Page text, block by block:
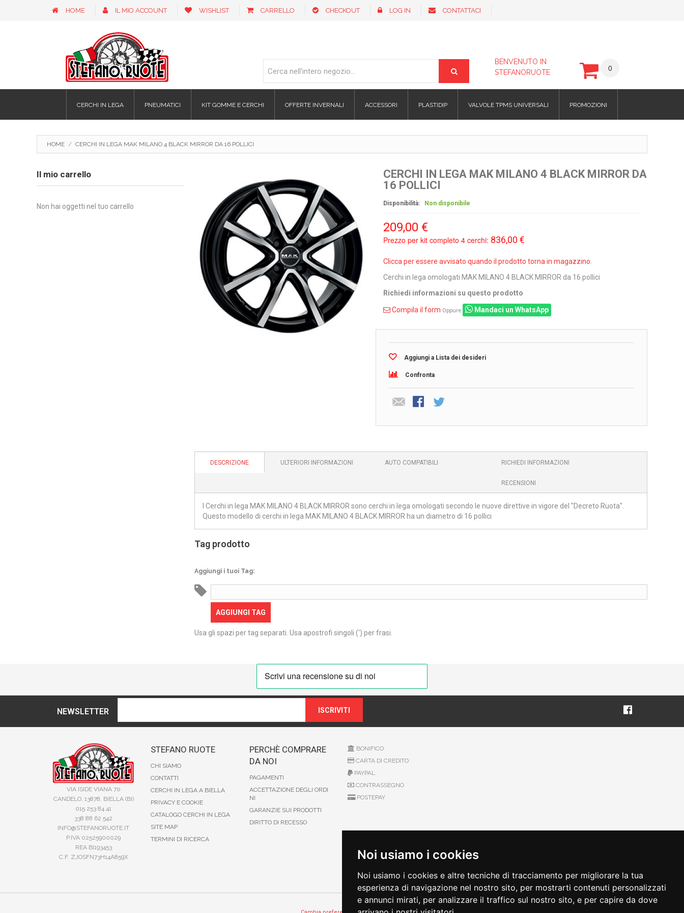
Noi usiamo i cookies
Noi usiamo i cookies e altre tecniche di tracciamento per migliorare la tua
esperienza di navigazione nel nostro sito, per mostrarti contenuti personalizzati
e annunci mirati, per analizzare il traffico sul nostro sito, e per capire da dove
HOME IL MIO ACCOUNT WISHLIST CARRELLO CHECKOUT LOG IN CONTATTACI
BENVENUTO IN
STEFANORUOTE
0
CERCHI IN LEGA PNEUMATICI KIT GOMME E CERCHI OFFERTE INVERNALI ACCESSORI PLASTIDIP VALVOLE TPMS UNIVERSALI PROMOZIONI
HOME / CERCHI IN LEGA MAK MILANO 4 BLACK MIRROR DA 16 POLLICI
CERCHI IN LEGA MAK MILANO 4 BLACK MIRROR DA
16 POLLICI
Disponibilità: Non disponibile
209,00 €
Prezzo per kit completo 4 cerchi: 836,00 €
Clicca per essere avvisato quando il prodotto torna in magazzino.
Cerchi in lega omologati MAK MILANO 4 BLACK MIRROR da 16 pollici
Richiedi informazioni su questo prodotto
Compila il form Oppure Mandaci un WhatsApp
Aggiungi a Lista dei desideri
Confronta
DESCRIZIONE ULTERIORI INFORMAZIONI AUTO COMPATIBILI RICHIEDI INFORMAZIONI
RECENSIONI
I Cerchi in lega MAK MILANO 4 BLACK MIRROR sono cerchi in lega omologati secondo le nuove direttive in vigore del "Decreto Ruota".
Questo modello di cerchi in lega MAK MILANO 4 BLACK MIRROR ha un diametro di 16 pollici
Tag prodotto
Aggiungi i tuoi Tag:
AGGIUNGI TAG
Usa gli spazi per tag separati. Usa apostrofi singoli (') per frasi.
Il mio carrello
Non hai oggetti nel tuo carrello
NEWSLETTER ISCRIVITI
VIA ISIDE VIANA 70
CANDELO, 13878, BIELLA (BI)
015 253 84 41
338 88 62 542
INFO@STEFANORUOTE.IT
P.IVA 02525900029
REA BI193453
C.F. ZJOSFN73H14A859X
STEFANO RUOTE
CHI SIAMO
CONTATTI
CERCHI IN LEGA A BIELLA
PRIVACY E COOKIE
CATALOGO CERCHI IN LEGA
SITE MAP
TERMINI DI RICERCA
PERCHÈ COMPRARE
DA NOI
PAGAMENTI
ACCETTAZIONE DEGLI ORDI
NI
GARANZIE SUI PRODOTTI
DIRITTO DI RECESSO
BONIFICO
CARTA DI CREDITO
PAYPAL
CONTRASSEGNO
POSTEPAY